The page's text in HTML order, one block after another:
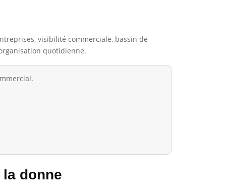
visibilité commerciale, bassin de
quotidienne.
donne